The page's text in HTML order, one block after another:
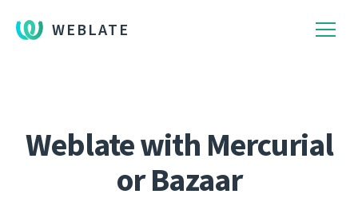
WEBLATE
Weblate with Mercurial
or Bazaar